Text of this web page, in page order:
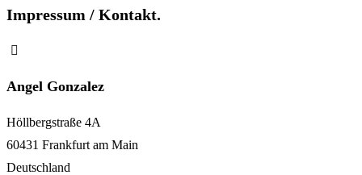
Impressum / Kontakt.
Angel Gonzalez
Höllbergstraße 4A
60431 Frankfurt am Main
Deutschland